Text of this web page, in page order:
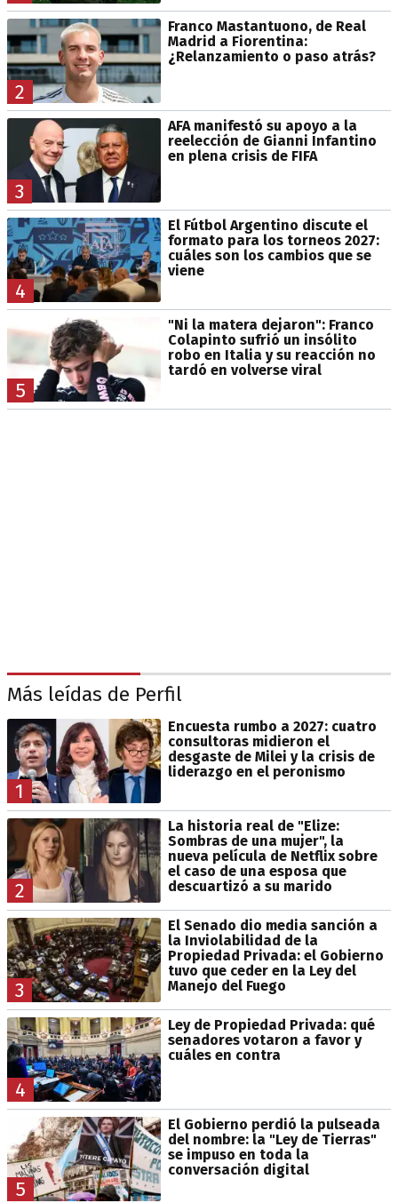
2
Franco Mastantuono, de Real
Madrid a Fiorentina:
¿Relanzamiento o paso atrás?
3
AFA manifestó su apoyo a la
reelección de Gianni Infantino
en plena crisis de FIFA
4
El Fútbol Argentino discute el
formato para los torneos 2027:
cuáles son los cambios que se
viene
5
"Ni la matera dejaron": Franco
Colapinto sufrió un insólito
robo en Italia y su reacción no
tardó en volverse viral
Más leídas de Perfil
1
Encuesta rumbo a 2027: cuatro
consultoras midieron el
desgaste de Milei y la crisis de
liderazgo en el peronismo
2
La historia real de "Elize:
Sombras de una mujer", la
nueva película de Netflix sobre
el caso de una esposa que
descuartizó a su marido
3
El Senado dio media sanción a
la Inviolabilidad de la
Propiedad Privada: el Gobierno
tuvo que ceder en la Ley del
Manejo del Fuego
4
Ley de Propiedad Privada: qué
senadores votaron a favor y
cuáles en contra
5
El Gobierno perdió la pulseada
del nombre: la "Ley de Tierras"
se impuso en toda la
conversación digital